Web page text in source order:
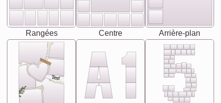
Rangées Centre Arrière-plan
Text